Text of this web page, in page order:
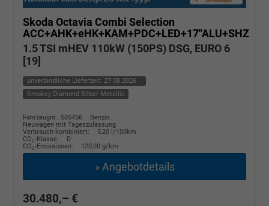
Skoda Octavia Combi Selection
ACC+AHK+eHK+KAM+PDC+LED+17"ALU+SHZ
1.5 TSI mHEV 110kW (150PS) DSG, EURO 6
[19]
unverbindliche Lieferzeit: 27.08.2026
Smokey Diamond Silber Metallic
Fahrzeugnr.: 505456
Benzin
Neuwagen mit Tageszulassung
Verbrauch kombiniert:
5,20 l/100km
CO2-Klasse:
D
CO2-Emissionen: 120,00 g/km
» Angebotdetails
30.480,– €